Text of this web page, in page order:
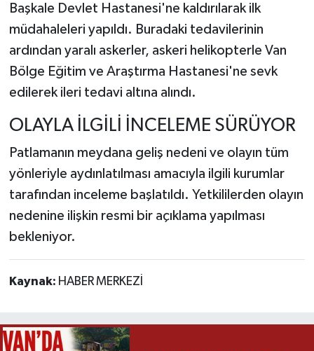
Başkale Devlet Hastanesi'ne kaldırılarak ilk
müdahaleleri yapıldı. Buradaki tedavilerinin
ardından yaralı askerler, askeri helikopterle Van
Bölge Eğitim ve Araştırma Hastanesi'ne sevk
edilerek ileri tedavi altına alındı.
OLAYLA İLGİLİ İNCELEME SÜRÜYOR
Patlamanın meydana geliş nedeni ve olayın tüm
yönleriyle aydınlatılması amacıyla ilgili kurumlar
tarafından inceleme başlatıldı. Yetkililerden olayın
nedenine ilişkin resmi bir açıklama yapılması
bekleniyor.
Kaynak: HABER MERKEZİ